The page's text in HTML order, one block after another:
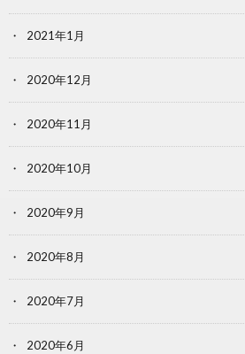
2021年1月
2020年12月
2020年11月
2020年10月
2020年9月
2020年8月
2020年7月
2020年6月